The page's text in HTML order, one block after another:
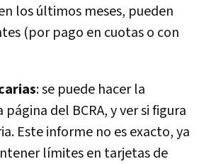
los últimos meses, pueden
(por pago en cuotas o con
: se puede hacer la
del BCRA, y ver si figura
Este informe no es exacto, ya
límites en tarjetas de